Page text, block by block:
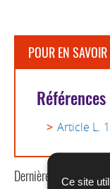
Ce site
POUR EN
Article L.
Dernière mise à jour